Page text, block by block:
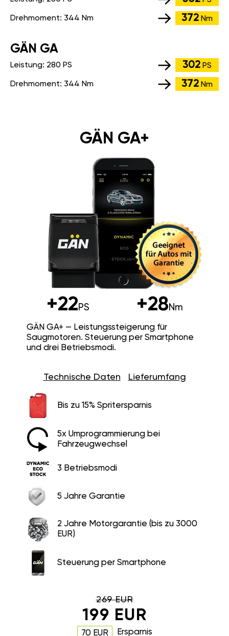
Drehmoment: 344 Nm 372 Nm
GÄN GA
Leistung: 280 PS 302 PS
Drehmoment: 344 Nm 372 Nm
GÄN GA+
+22PS +28Nm
GÄN GA+ — Leistungssteigerung für
Saugmotoren. Steuerung per Smartphone
und drei Betriebsmodi.
Technische Daten Lieferumfang
Bis zu 15% Spritersparnis
5x Umprogrammierung bei
Fahrzeugwechsel
3 Betriebsmodi
5 Jahre Garantie
2 Jahre Motorgarantie (bis zu 3000
EUR)
Steuerung per Smartphone
269 EUR
199 EUR
70 EUR Ersparnis